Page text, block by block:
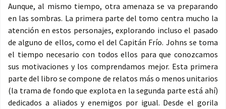
Aunque, al mismo tiempo, otra amenaza se va preparando
en las sombras. La primera parte del tomo centra mucho la
atención en estos personajes, explorando incluso el pasado
de alguno de ellos, como el del Capitán Frío. Johns se toma
el tiempo necesario con todos ellos para que conozcamos
sus motivaciones y los comprendamos mejor. Esta primera
parte del libro se compone de relatos más o menos unitarios
(la trama de fondo que explota en la segunda parte está ahí)
dedicados a aliados y enemigos por igual. Desde el gorila